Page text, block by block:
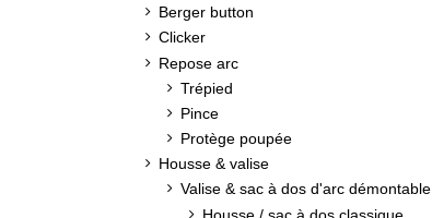
Berger button
Clicker
Repose arc
Trépied
Pince
Protège poupée
Housse & valise
Valise & sac à dos d'arc démontable
Housse / sac à dos classique